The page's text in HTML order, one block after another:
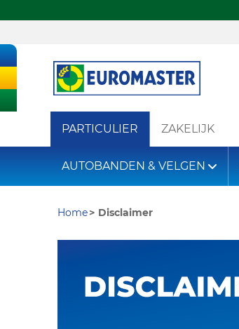
PARTICULIER ZAKELIJK
AUTOBANDEN & VELGEN
Home Disclaimer